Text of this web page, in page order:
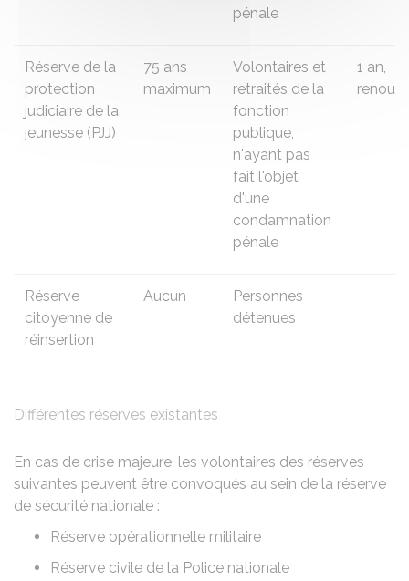
Différentes réserves existantes
pénale
Réserve de la
protection
judiciaire de la
jeunesse (PJJ)
75 ans
maximum
Volontaires et
retraités de la
fonction
publique,
n'ayant pas
fait l'objet
d'une
condamnation
pénale
1 an,
Réserve
citoyenne de
réinsertion
Aucun
Personnes
détenues
En cas de crise majeure, les volontaires des réserves
suivantes peuvent être convoqués au sein de la réserve
de sécurité nationale :
Réserve opérationnelle militaire
Réserve civile de la Police nationale